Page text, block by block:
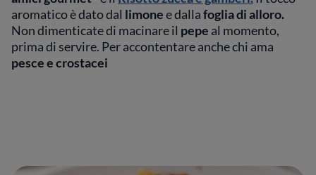
aromatico è dato dal limonee dallafoglia di alloro.
Non dimenticate di macinare il pepe al momento,
prima di servire. Per accontentare anche chi ama
pesce e crostacei